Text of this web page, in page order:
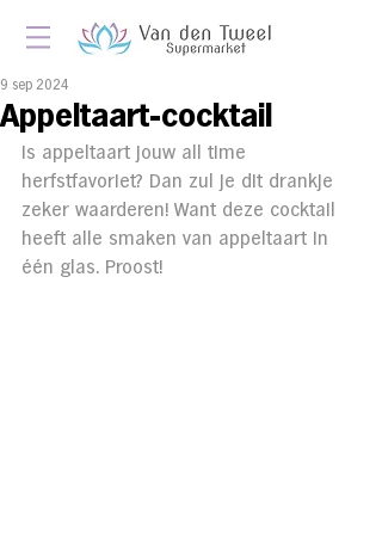
Appeltaart-cocktail
9 sep 2024
Is appeltaart jouw all time
herfstfavoriet? Dan zul je dit drankje
zeker waarderen! Want deze cocktail
heeft alle smaken van appeltaart in
één glas. Proost!